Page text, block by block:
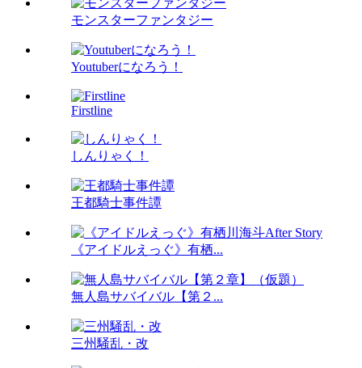
モンスターファンタジー
Youtuberになろう！
Firstline
しんりゃく！
王都騎士事件譚
《アイドルえっぐ》有栖...
無人島サバイバル【第２...
三州騒乱・改